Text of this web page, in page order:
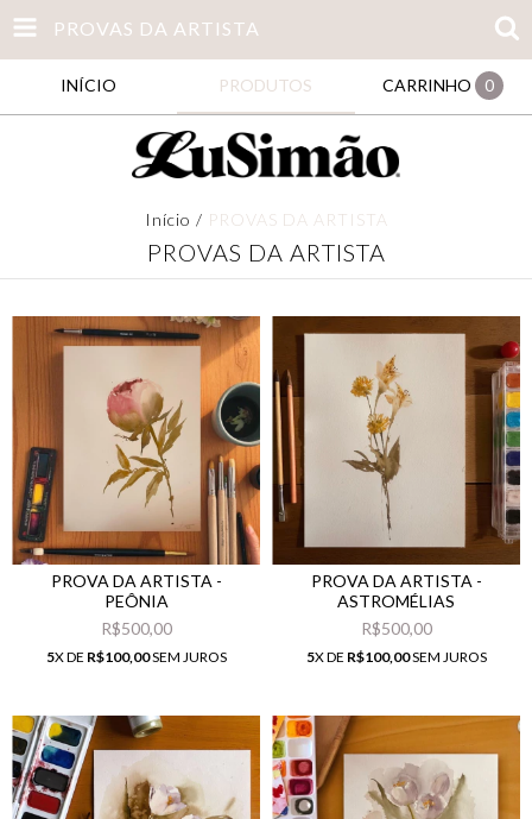
PROVAS DA ARTISTA
INÍCIO PRODUTOS CARRINHO 0
Início / PROVAS DA ARTISTA
PROVAS DA ARTISTA
PROVA DA ARTISTA -
PEÔNIA
R$500,00
5X DE R$100,00SEM JUROS
PROVA DA ARTISTA -
ASTROMÉLIAS
R$500,00
5X DE R$100,00SEM JUROS